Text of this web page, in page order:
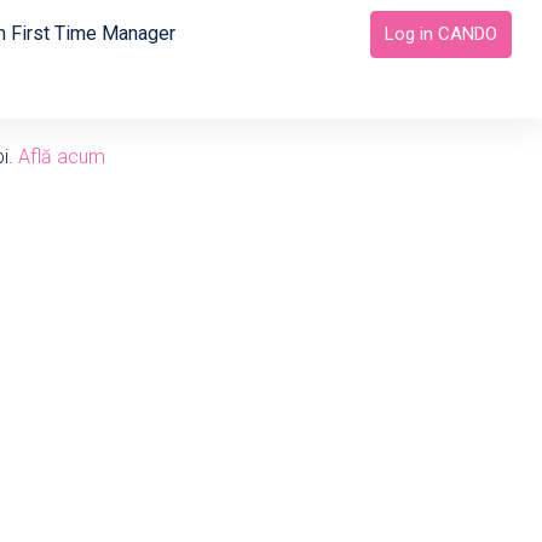
First Time Manager Log in CANDO
Află acum